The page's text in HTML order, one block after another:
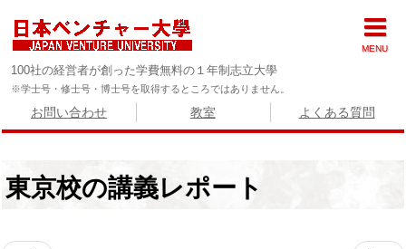
100社の経営者が創った学費無料の１年制志立大學
※学士号・修士号・博士号を取得するところではありません。
お問い合わせ 教室 よくある質問
東京校の講義レポート
MENU